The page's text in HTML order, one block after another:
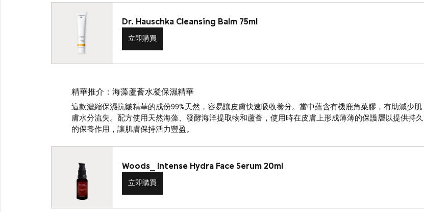
Dr. Hauschka Cleansing Balm 75ml
立即購買
精華推介：海藻蘆薈水凝保濕精華
這款濃縮保濕抗皺精華的成份99%天然，容易讓皮膚快速吸收養分。當中蘊含有機鹿角菜膠，有助減少肌
膚水分流失。配方使用天然海藻、發酵海洋提取物和蘆薈，使用時在皮膚上形成薄薄的保護層以提供持久
的保養作用，讓肌膚保持活力豐盈。
Woods_ Intense Hydra Face Serum 20ml
立即購買